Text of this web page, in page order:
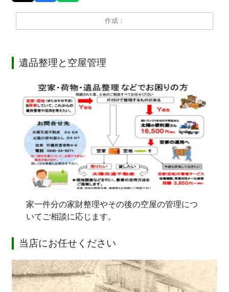
作成：
遺品整理と空屋管理
家一件分の家財整理やその後の空屋の管理につ
いてご相談に応じます。
当店にお任せください